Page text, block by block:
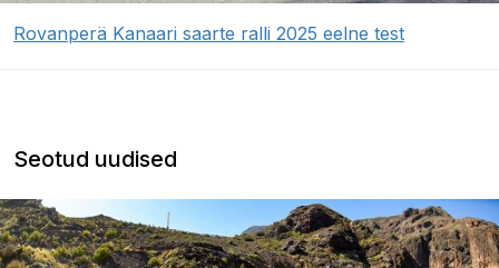
Rovanperä Kanaari saarte ralli 2025 eelne test
Seotud uudised